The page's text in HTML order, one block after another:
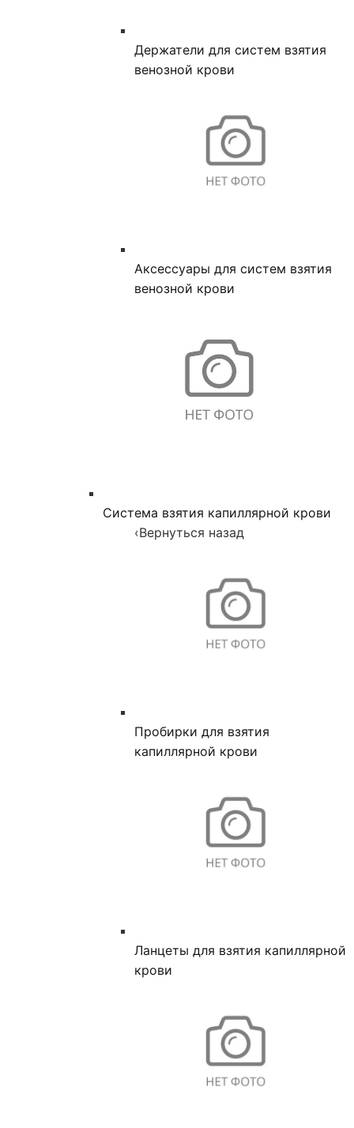
Держатели для систем взятия
венозной крови
Аксессуары для систем взятия
венозной крови
Система взятия капиллярной крови
‹Вернуться назад
Пробирки для взятия
капиллярной крови
Ланцеты для взятия капиллярной
крови